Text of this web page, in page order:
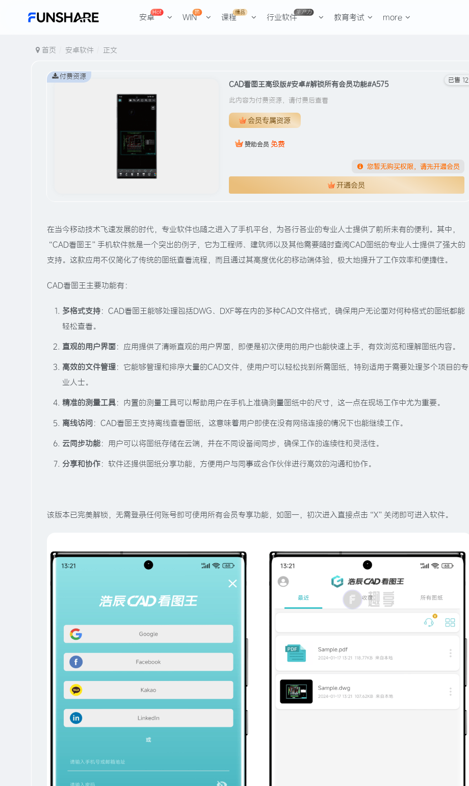
安卓
Hot
WIN
热
课程
精品
行业软件
生产力
教育考试 more
首页 安卓软件 正文
CAD看图王高级版#安卓#解锁所有会员功能#A575
此内容为付费资源，请付费后查看
会员专属资源
赞助会员 免费
您暂无购买权限，请先开通会员
开通会员
付费资源 已售 12
在当今移动技术飞速发展的时代，专业软件也随之进入了手机平台，为各行各业的专业人士提供了前所未有的便利。其中，
“CAD看图王”手机软件就是一个突出的例子，它为工程师、建筑师以及其他需要随时查阅CAD图纸的专业人士提供了强大的
支持。这款应用不仅简化了传统的图纸查看流程，而且通过其高度优化的移动端体验，极大地提升了工作效率和便捷性。
CAD看图王主要功能有：
多格式支持：CAD看图王能够处理包括DWG、DXF等在内的多种CAD文件格式，确保用户无论面对何种格式的图纸都能
轻松查看。
直观的用户界面：应用提供了清晰直观的用户界面，即便是初次使用的用户也能快速上手，有效浏览和理解图纸内容。
高效的文件管理：它能够管理和排序大量的CAD文件，使用户可以轻松找到所需图纸，特别适用于需要处理多个项目的专
业人士。
精准的测量工具：内置的测量工具可以帮助用户在手机上准确测量图纸中的尺寸，这一点在现场工作中尤为重要。
离线访问：CAD看图王支持离线查看图纸，这意味着用户即使在没有网络连接的情况下也能继续工作。
云同步功能：用户可以将图纸存储在云端，并在不同设备间同步，确保工作的连续性和灵活性。
分享和协作：软件还提供图纸分享功能，方便用户与同事或合作伙伴进行高效的沟通和协作。
该版本已完美解锁，无需登录任何账号即可使用所有会员专享功能，如图一，初次进入直接点击“X”关闭即可进入软件。